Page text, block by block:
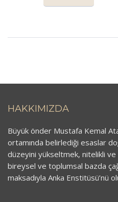
HAKKIMIZDA
Büyük önder Mustafa Kemal
ortamında belirlediği esaslar
düzeyini yükseltmek, nitelikli
bireysel ve toplumsal bazda
maksadıyla Anka Enstitüsü’nü